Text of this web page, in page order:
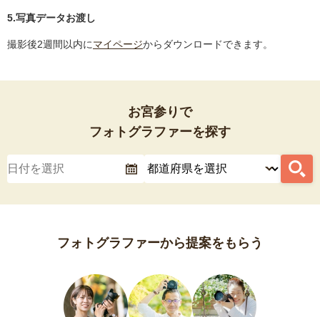
5.写真データお渡し
撮影後2週間以内にマイページからダウンロードできます。
お宮参りで
フォトグラファーを探す
フォトグラファーから提案をもらう